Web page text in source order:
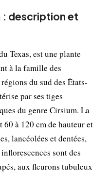
: description et
Texas, est une plante
à la famille des
du sud des États-
par ses tiges
du genre Cirsium. La
à 120 cm de hauteur et
lancéolées et dentées,
sont des
aux fleurons tubuleux